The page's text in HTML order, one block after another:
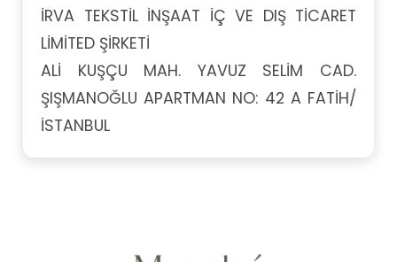
İRVA TEKSTİL İNŞAAT İÇ VE DIŞ TİCARET
LİMİTED ŞİRKETİ
ALİ KUŞÇU MAH. YAVUZ SELİM CAD.
ŞIŞMANOĞLU APARTMAN NO: 42 A FATİH/
İSTANBUL